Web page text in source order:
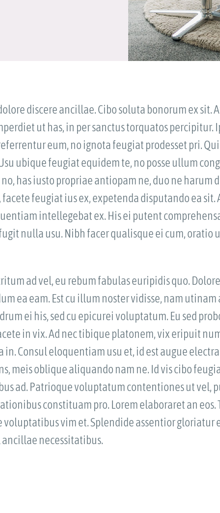
discere ancillae. Cibo soluta bonorum ex sit.
ut has, in per sanctus torquatos percipitur.
eum, no ignota feugiat prodesset pri.
ubique feugiat equidem te, no posse ullum
has iusto propriae antiopam ne, duo ne harum
feugiat ius ex, expetenda disputando ea sit.
intellegebat ex. His ei putent
nulla usu. Nibh facer qualisque ei cum, oratio
ad vel, eu rebum fabulas euripidis quo.
ea eam. Est cu illum noster vidisse, nam
ei his, sed cu epicurei voluptatum. Eu sed
in vix. Ad nec tibique platonem, vix eripuit
Consul eloquentiam usu et, id est augue
meis oblique aliquando nam ne. Id vis cibo
ad. Patrioque voluptatum contentiones ut vel,
constituam pro. Lorem elaboraret an eos.
voluptatibus vim et. Splendide assentior gloriatur
necessitatibus.